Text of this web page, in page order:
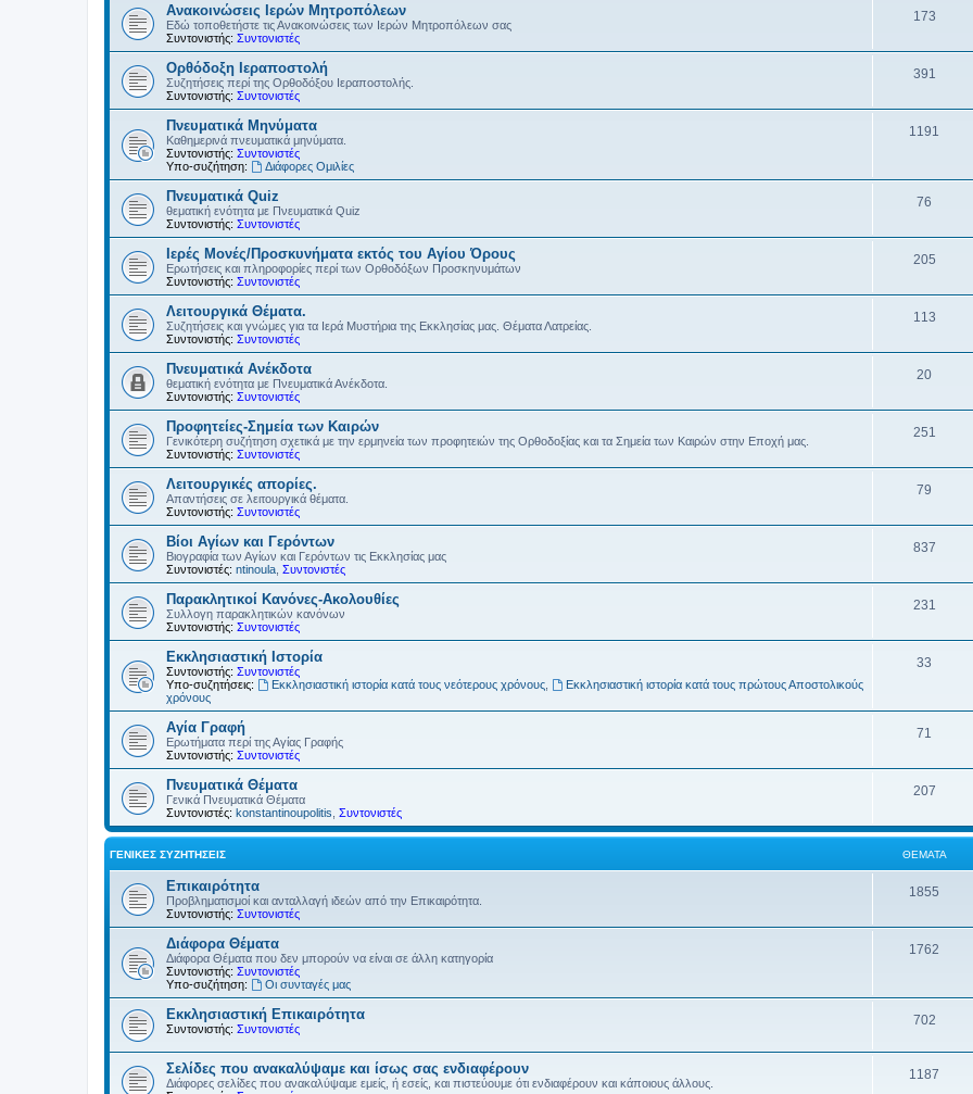
Ανακοινώσεις Ιερών Μητροπόλεων
Εδώ τοποθετήστε τις Ανακοινώσεις των Ιερών Μητροπόλεων σας
Συντονιστής: Συντονιστές
173
Ορθόδοξη Ιεραποστολή
Συζητήσεις περί της Ορθοδόξου Ιεραποστολής.
Συντονιστής: Συντονιστές
391
Πνευματικά Μηνύματα
Καθημερινά πνευματικά μηνύματα.
Συντονιστής: Συντονιστές
Υπο-συζήτηση:
Διάφορες Ομιλίες
1191
Πνευματικά Quiz
θεματική ενότητα με Πνευματικά Quiz
Συντονιστής: Συντονιστές
76
Ιερές Μονές/Προσκυνήματα εκτός του Αγίου Όρους
Ερωτήσεις και πληροφορίες περί των Ορθοδόξων Προσκηνυμάτων
Συντονιστής: Συντονιστές
205
Λειτουργικά Θέματα.
Συζητήσεις και γνώμες για τα Ιερά Μυστήρια της Εκκλησίας μας. Θέματα Λατρείας.
Συντονιστής: Συντονιστές
113
Πνευματικά Ανέκδοτα
θεματική ενότητα με Πνευματικά Ανέκδοτα.
Συντονιστής: Συντονιστές
20
Προφητείες-Σημεία των Καιρών
Γενικότερη συζήτηση σχετικά με την ερμηνεία των προφητειών της Ορθοδοξίας και τα Σημεία των Καιρών στην Εποχή μας.
Συντονιστής: Συντονιστές
251
Λειτουργικές απορίες.
Απαντήσεις σε λειτουργικά θέματα.
Συντονιστής: Συντονιστές
79
Βίοι Αγίων και Γερόντων
Βιογραφία των Αγίων και Γερόντων τις Εκκλησίας μας
Συντονιστές: ntinoula Συντονιστές
837
Παρακλητικοί Κανόνες-Ακολουθίες
Συλλογη παρακλητικών κανόνων
Συντονιστής: Συντονιστές
231
Εκκλησιαστική Ιστορία
Συντονιστής: Συντονιστές
Υπο-συζητήσεις:
Εκκλησιαστική ιστορία κατά τους νεότερους χρόνους,
Εκκλησιαστική ιστορία κατά τους πρώτους Αποστολικούς
χρόνους
33
Αγία Γραφή
Ερωτήματα περί της Αγίας Γραφής
Συντονιστής: Συντονιστές
71
Πνευματικά Θέματα
Γενικά Πνευματικά Θέματα
Συντονιστές: konstantinoupolitis Συντονιστές
207
ΓΕΝΙΚΈΣ ΣΥΖΗΤΉΣΕΙΣ ΘΈΜΑΤΑ
Επικαιρότητα
Προβληματισμοί και ανταλλαγή ιδεών από την Επικαιρότητα.
Συντονιστής: Συντονιστές
1855
Διάφορα Θέματα
Διάφορα Θέματα που δεν μπορούν να είναι σε άλλη κατηγορία
Συντονιστής: Συντονιστές
Υπο-συζήτηση:
Οι συνταγές μας
1762
Εκκλησιαστική Επικαιρότητα
Συντονιστής: Συντονιστές
702
Σελίδες που ανακαλύψαμε και ίσως σας ενδιαφέρουν
Διάφορες σελίδες που ανακαλύψαμε εμείς, ή εσείς, και πιστεύουμε ότι ενδιαφέρουν και κάποιους άλλους.
1187